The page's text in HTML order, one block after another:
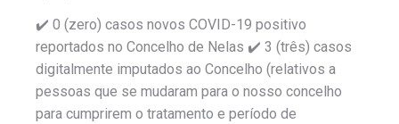
✔️ 0 (zero) casos novos COVID-19 positivo
reportados no Concelho de Nelas ✔️ 3 (três) casos
digitalmente imputados ao Concelho (relativos a
pessoas que se mudaram para o nosso concelho
para cumprirem o tratamento e período de